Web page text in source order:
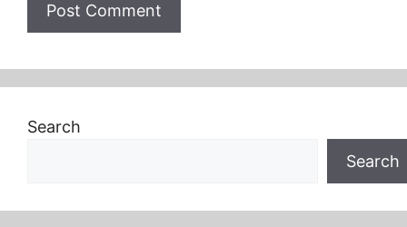
Search
Search